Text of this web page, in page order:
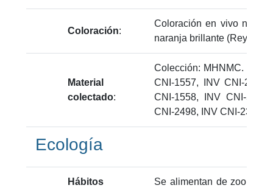
Coloración:
Coloración en vivo
naranja brillante (Reyes et
Material
colectado:
Colección: MHNMC.
CNI-1557, INV CNI-
CNI-1558, INV CNI-599,
CNI-2498, INV CNI-236,
Ecología
Hábitos
Se alimentan de